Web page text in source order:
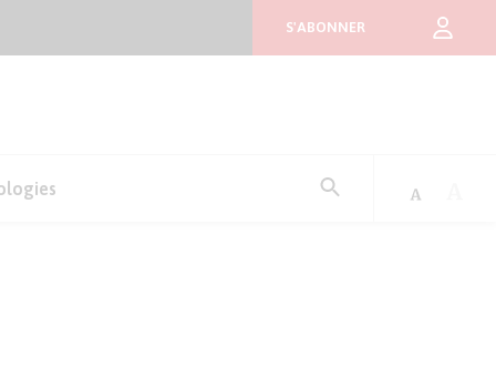
S'ABONNER